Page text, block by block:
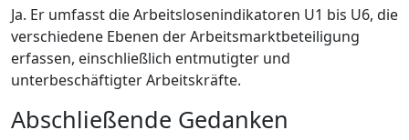
Ja. Er umfasst die Arbeitslosenindikatoren U1 bis U6, die
verschiedene Ebenen der Arbeitsmarktbeteiligung
erfassen, einschließlich entmutigter und
unterbeschäftigter Arbeitskräfte.
Abschließende Gedanken